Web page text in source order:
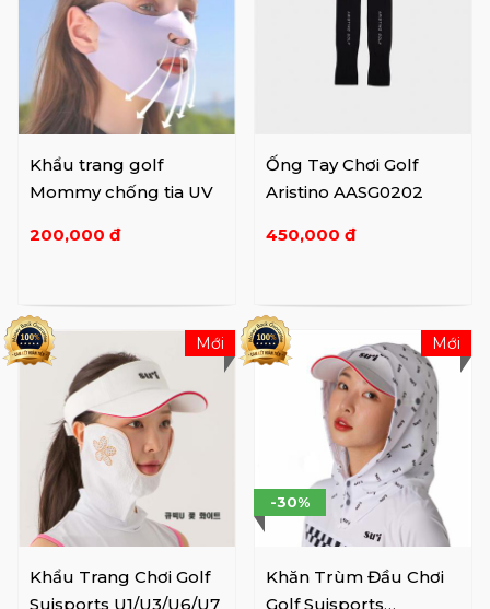
Khẩu trang golf
Mommy chống tia UV
200,000 đ
Ống Tay Chơi Golf
Aristino AASG0202
450,000 đ
Khẩu Trang Chơi Golf
Suisports U1/U3/U6/U7
Mới
Khăn Trùm Đầu Chơi
Golf Suisports
-30%
Mới